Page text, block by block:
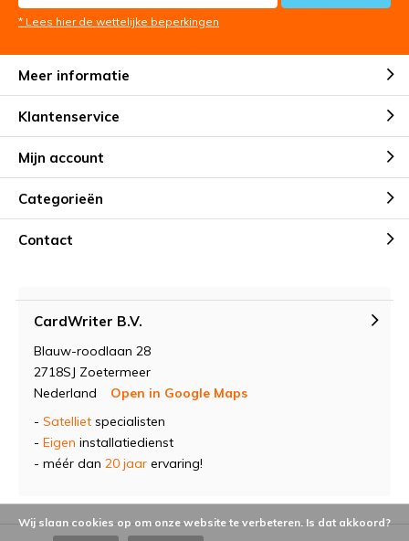
* Lees hier de wettelijke beperkingen
Meer informatie
Klantenservice
Mijn account
Categorieën
Contact
CardWriter B.V.
Blauw-roodlaan 28
2718SJ Zoetermeer
Nederland
Open in Google Maps
- Satelliet specialisten
- Eigen installatiedienst
- méér dan 20 jaar ervaring!
Wij slaan cookies op om onze website te verbeteren. Is dat akkoord?